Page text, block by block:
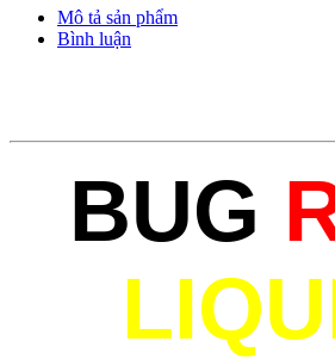
Mô tả sản phẩm
Bình luận
BUG